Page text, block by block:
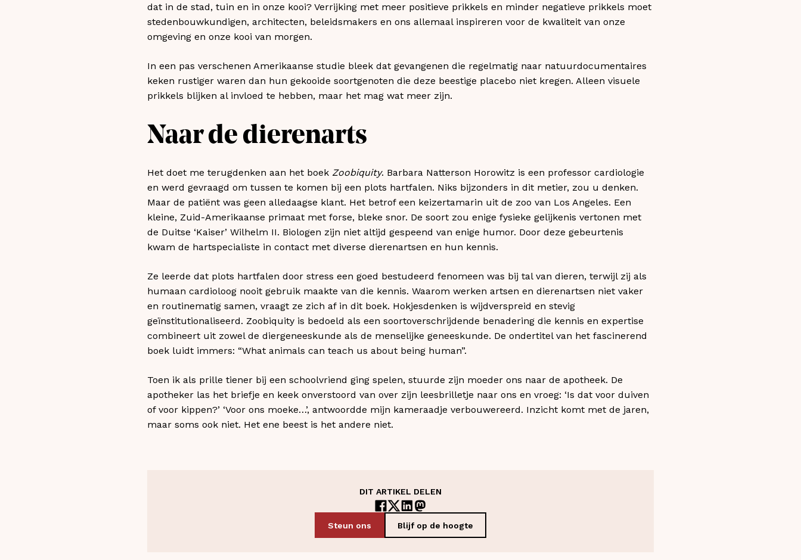
dat in de stad, tuin en in onze kooi? Verrijking met meer positieve prikkels en minder negatieve prikkels moet
stedenbouwkundigen, architecten, beleidsmakers en ons allemaal inspireren voor de kwaliteit van onze
omgeving en onze kooi van morgen.
In een pas verschenen Amerikaanse studie bleek dat gevangenen die regelmatig naar natuurdocumentaires
keken rustiger waren dan hun gekooide soortgenoten die deze beestige placebo niet kregen. Alleen visuele
prikkels blijken al invloed te hebben, maar het mag wat meer zijn.
Naar de dierenarts
Het doet me terugdenken aan het boek Zoobiquity. Barbara Natterson Horowitz is een professor cardiologie
en werd gevraagd om tussen te komen bij een plots hartfalen. Niks bijzonders in dit metier, zou u denken.
Maar de patiënt was geen alledaagse klant. Het betrof een keizertamarin uit de zoo van Los Angeles. Een
kleine, Zuid-Amerikaanse primaat met forse, bleke snor. De soort zou enige fysieke gelijkenis vertonen met
de Duitse ‘Kaiser’ Wilhelm II. Biologen zijn niet altijd gespeend van enige humor. Door deze gebeurtenis
kwam de hartspecialiste in contact met diverse dierenartsen en hun kennis.
Ze leerde dat plots hartfalen door stress een goed bestudeerd fenomeen was bij tal van dieren, terwijl zij als
humaan cardioloog nooit gebruik maakte van die kennis. Waarom werken artsen en dierenartsen niet vaker
en routinematig samen, vraagt ze zich af in dit boek. Hokjesdenken is wijdverspreid en stevig
geïnstitutionaliseerd. Zoobiquity is bedoeld als een soortoverschrijdende benadering die kennis en expertise
combineert uit zowel de diergeneeskunde als de menselijke geneeskunde. De ondertitel van het fascinerend
boek luidt immers: “What animals can teach us about being human”.
Toen ik als prille tiener bij een schoolvriend ging spelen, stuurde zijn moeder ons naar de apotheek. De
apotheker las het briefje en keek onverstoord van over zijn leesbrilletje naar ons en vroeg: ‘Is dat voor duiven
of voor kippen?’ ‘Voor ons moeke…’, antwoordde mijn kameraadje verbouwereerd. Inzicht komt met de jaren,
maar soms ook niet. Het ene beest is het andere niet.
DIT ARTIKEL DELEN
Steun ons Blijf op de hoogte